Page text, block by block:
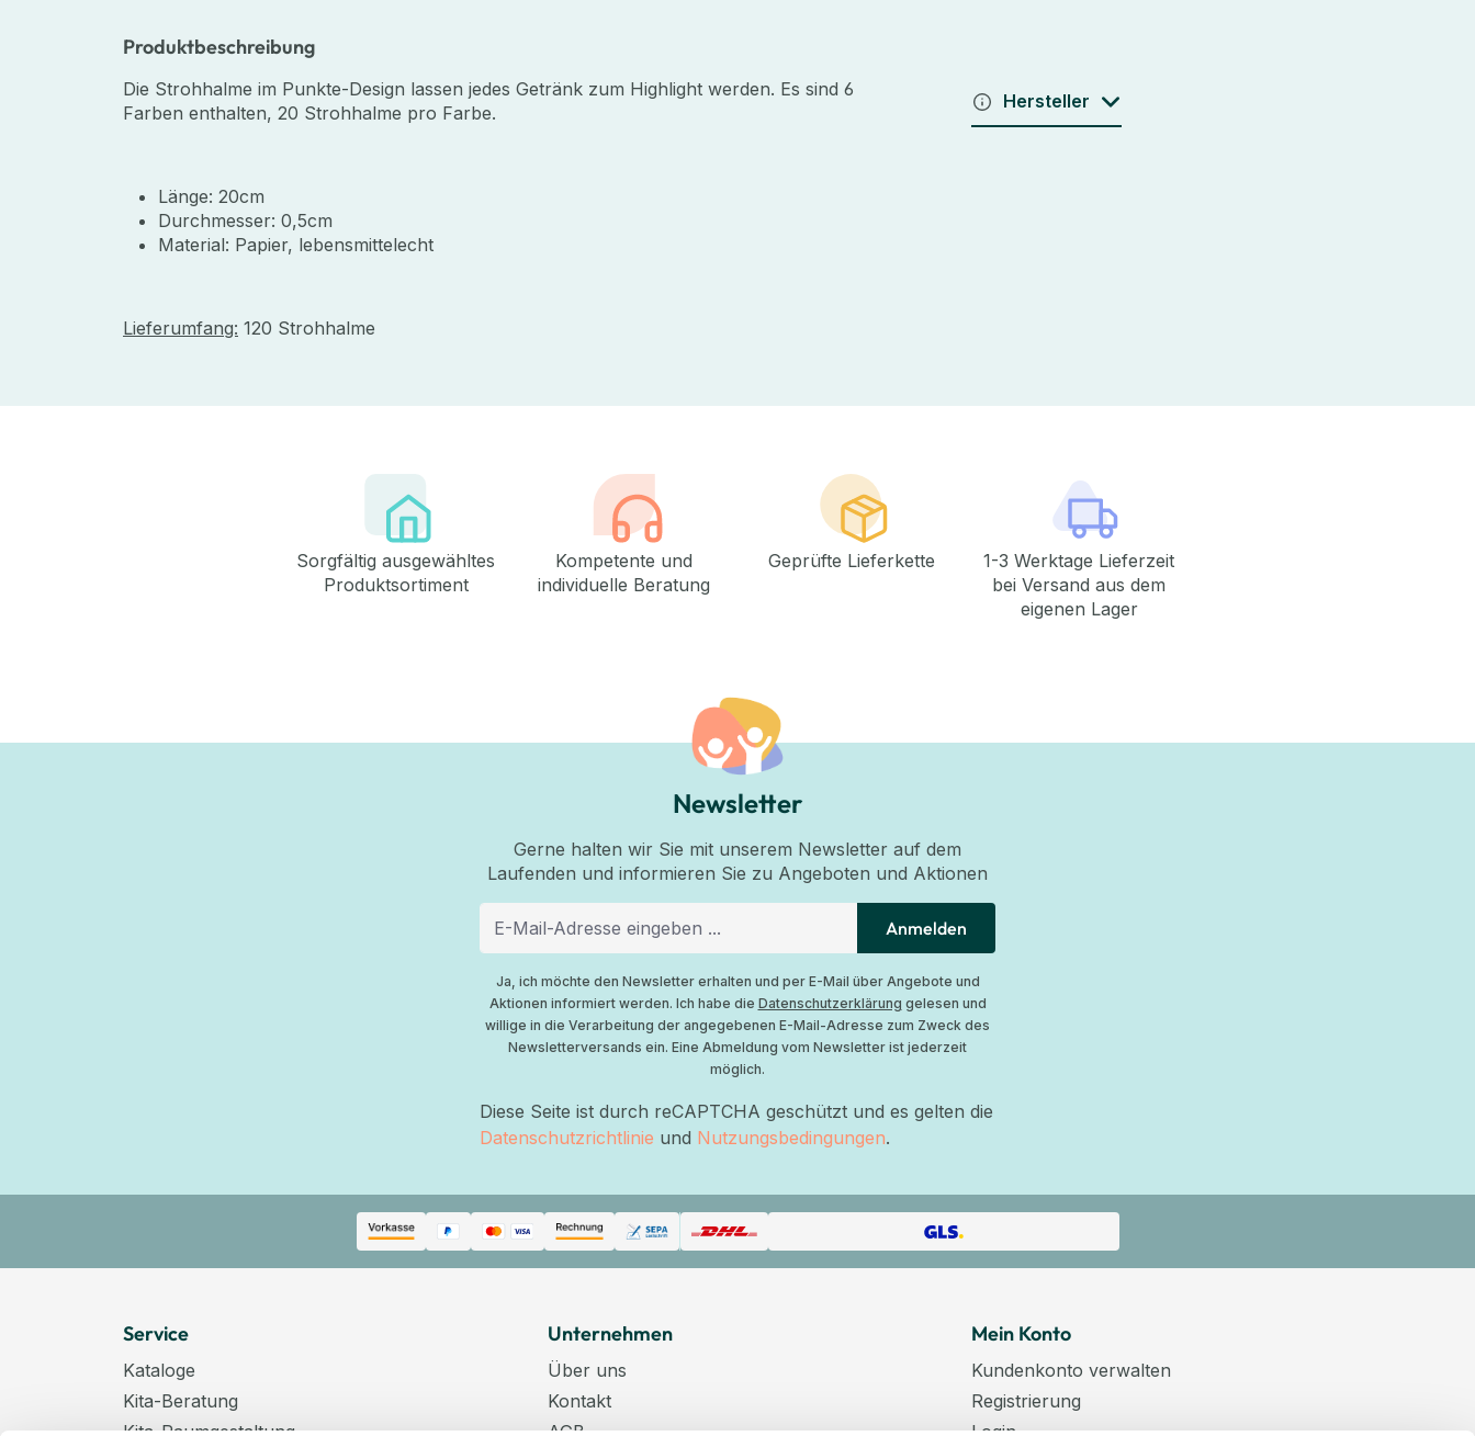
Produktbeschreibung
Die Strohhalme im Punkte-Design lassen jedes Getränk zum Highlight werden. Es sind 6
Farben enthalten, 20 Strohhalme pro Farbe.
Länge: 20cm
Durchmesser: 0,5cm
Material: Papier, lebensmittelecht
Lieferumfang: 120 Strohhalme
Hersteller
Sorgfältig ausgewähltes
Produktsortiment
Kompetente und
individuelle Beratung
Geprüfte Lieferkette
1-3 Werktage Lieferzeit
bei Versand aus dem
eigenen Lager
Newsletter
Gerne halten wir Sie mit unserem Newsletter auf dem
Laufenden und informieren Sie zu Angeboten und Aktionen
Anmelden
Ja, ich möchte den Newsletter erhalten und per E-Mail über Angebote und
Aktionen informiert werden. Ich habe die Datenschutzerklärung gelesen und
willige in die Verarbeitung der angegebenen E-Mail-Adresse zum Zweck des
Newsletterversands ein. Eine Abmeldung vom Newsletter ist jederzeit
möglich.
Diese Seite ist durch reCAPTCHA geschützt und es gelten die
Datenschutzrichtlinie und Nutzungsbedingungen.
Service
Kataloge
Kita-Beratung
Kita-Raumgestaltung
Unternehmen
Über uns
Kontakt
AGB
Mein Konto
Kundenkonto verwalten
Registrierung
Login